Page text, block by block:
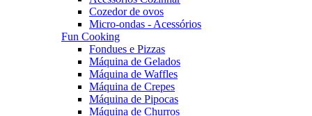
Cozedor de ovos
Micro-ondas - Acessórios
Fun Cooking
Fondues e Pizzas
Máquina de Gelados
Máquina de Waffles
Máquina de Crepes
Máquina de Pipocas
Máquina de Churros